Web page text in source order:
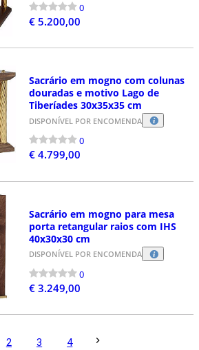
0
€ 5.200,00
Sacrário em mogno com colunas
douradas e motivo Lago de
Tiberíades 30x35x35 cm
DISPONÍVEL POR ENCOMENDA
0
€ 4.799,00
Sacrário em mogno para mesa
porta retangular raios com IHS
40x30x30 cm
DISPONÍVEL POR ENCOMENDA
0
€ 3.249,00
2 3 4